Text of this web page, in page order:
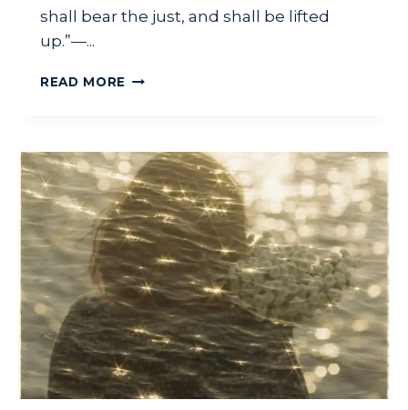
shall bear the just, and shall be lifted
up.”—...
READ MORE
I
N
R
I
G
T
E
O
U
S
N
E
S